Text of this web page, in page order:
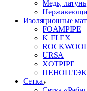
Медь,
Изоляционные
FOAMPIPE
K-FLEX
URSA
XOTPIPE
Сетка